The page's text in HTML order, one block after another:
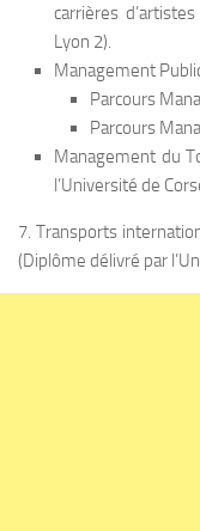
carrières
Lyon 2).
Management
Parcours
Parcours
Management du
l’Université de
7. Transports
(Diplôme délivré par